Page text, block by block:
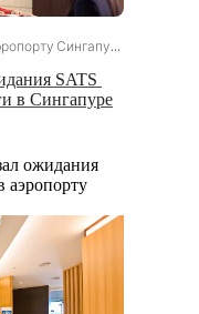
SATS
в Сингапуре
Залы ожидания в аэропорту Сингапура
ожидания
аэропорту